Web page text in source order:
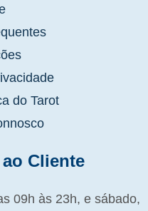
do Tarot
Cliente
09h às 23h, e sábado,